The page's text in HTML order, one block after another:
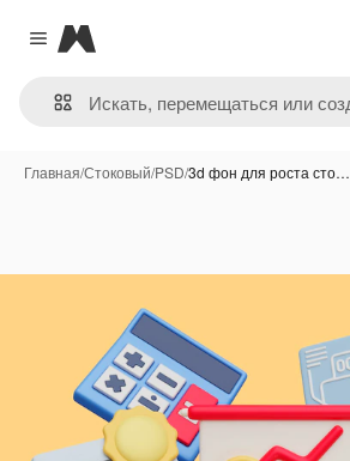
Close menu
Magnific
Главная/Стоковый/PSD/3d фон для роста сто…